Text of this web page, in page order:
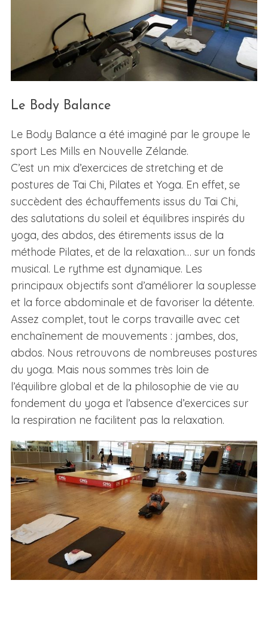
Le Body Balance
Le Body Balance a été imaginé par le groupe le
sport Les Mills en Nouvelle Zélande.
C’est un mix d’exercices de stretching et de
postures de Tai Chi, Pilates et Yoga. En effet, se
succèdent des échauffements issus du Tai Chi,
des salutations du soleil et équilibres inspirés du
yoga, des abdos, des étirements issus de la
méthode Pilates, et de la relaxation… sur un fonds
musical. Le rythme est dynamique. Les
principaux objectifs sont d’améliorer la souplesse
et la force abdominale et de favoriser la détente.
Assez complet, tout le corps travaille avec cet
enchaînement de mouvements : jambes, dos,
abdos. Nous retrouvons de nombreuses postures
du yoga. Mais nous sommes très loin de
l’équilibre global et de la philosophie de vie au
fondement du yoga et l’absence d’exercices sur
la respiration ne facilitent pas la relaxation.